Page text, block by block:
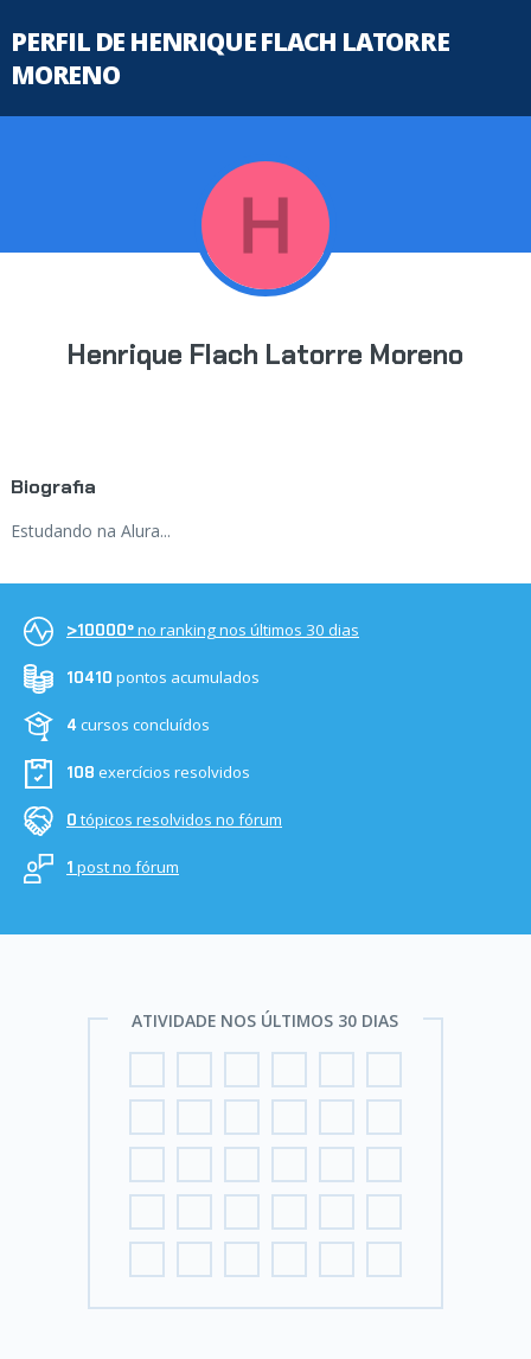
PERFIL DE HENRIQUE FLACH LATORRE
MORENO
Henrique Flach Latorre Moreno
Biografia
Estudando na Alura...
>10000ºno ranking nos últimos 30 dias
10410 pontos acumulados
4cursos concluídos
108 exercícios resolvidos
0 tópicos resolvidos no fórum
1 post no fórum
ATIVIDADE NOS ÚLTIMOS 30 DIAS